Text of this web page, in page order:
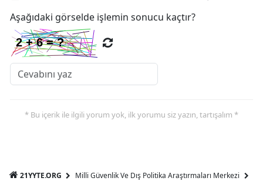
Aşağıdaki görselde işlemin sonucu kaçtır?
* Bu içerik ile ilgili yorum yok, ilk yorumu siz yazın, tartışalım *
21YYTE.ORG
Milli Güvenlik Ve Dış Politika Araştırmaları Merkezi